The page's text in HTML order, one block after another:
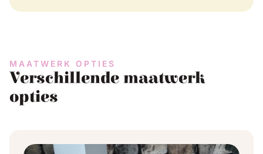
MAATWERK OPTIES
Verschillende maatwerk
opties